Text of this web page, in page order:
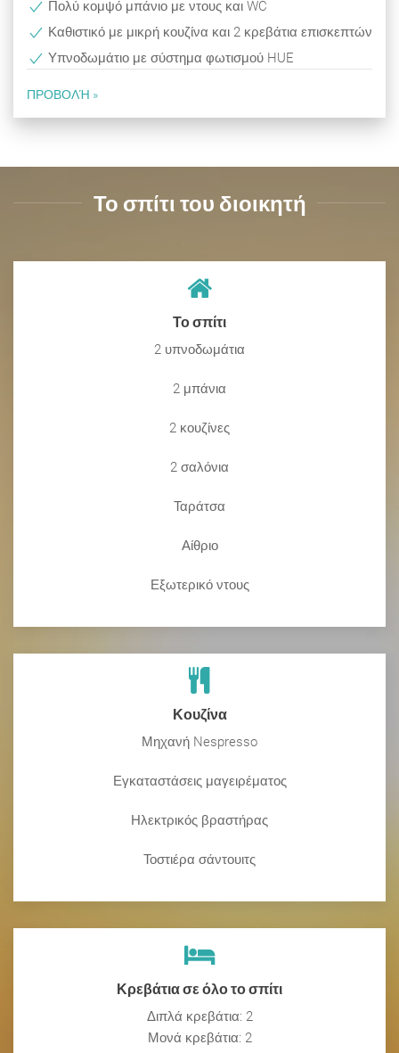
Πολύ κομψό μπάνιο με ντους και WC
Καθιστικό με μικρή κουζίνα και 2 κρεβάτια επισκεπτών
Υπνοδωμάτιο με σύστημα φωτισμού HUE
ΠΡΟΒΟΛΉ »
Το σπίτι του διοικητή
Το σπίτι
2 υπνοδωμάτια
2 μπάνια
2 κουζίνες
2 σαλόνια
Ταράτσα
Αίθριο
Εξωτερικό ντους
Κουζίνα
Μηχανή Nespresso
Εγκαταστάσεις μαγειρέματος
Ηλεκτρικός βραστήρας
Τοστιέρα σάντουιτς
Κρεβάτια σε όλο το σπίτι
Διπλά κρεβάτια: 2
Μονά κρεβάτια: 2